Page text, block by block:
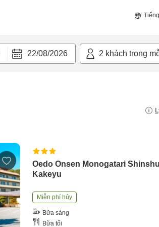
22/08/2026 2 khách trong
Oedo Onsen Monogatari Shinshu
Kakeyu
Miễn phí hủy
Bữa sáng
Bữa tối